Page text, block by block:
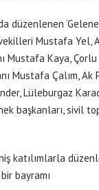
Mustafa Yel,
Mustafa Kaya,
Mustafa Çalım,
Lüleburgaz
başkanları, sivil
katılımlarla
bayramı